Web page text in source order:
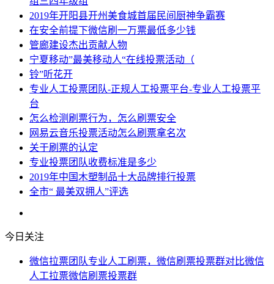
2019年开阳县开州美食城首届民间厨神争霸赛
在安全前提下微信刷一万票最低多少钱
管廊建设杰出贡献人物
宁夏移动”最美移动人“在线投票活动（
铃”听花开
专业人工投票团队-正规人工投票平台-专业人工投票平
台
怎么检测刷票行为，怎么刷票安全
网易云音乐投票活动怎么刷票拿名次
关于刷票的认定
专业投票团队收费标准是多少
2019年中国木塑制品十大品牌排行投票
全市“ 最美双拥人”评选
今日关注
微信拉票团队专业人工刷票，微信刷票投票群对比微信
人工拉票微信刷票投票群